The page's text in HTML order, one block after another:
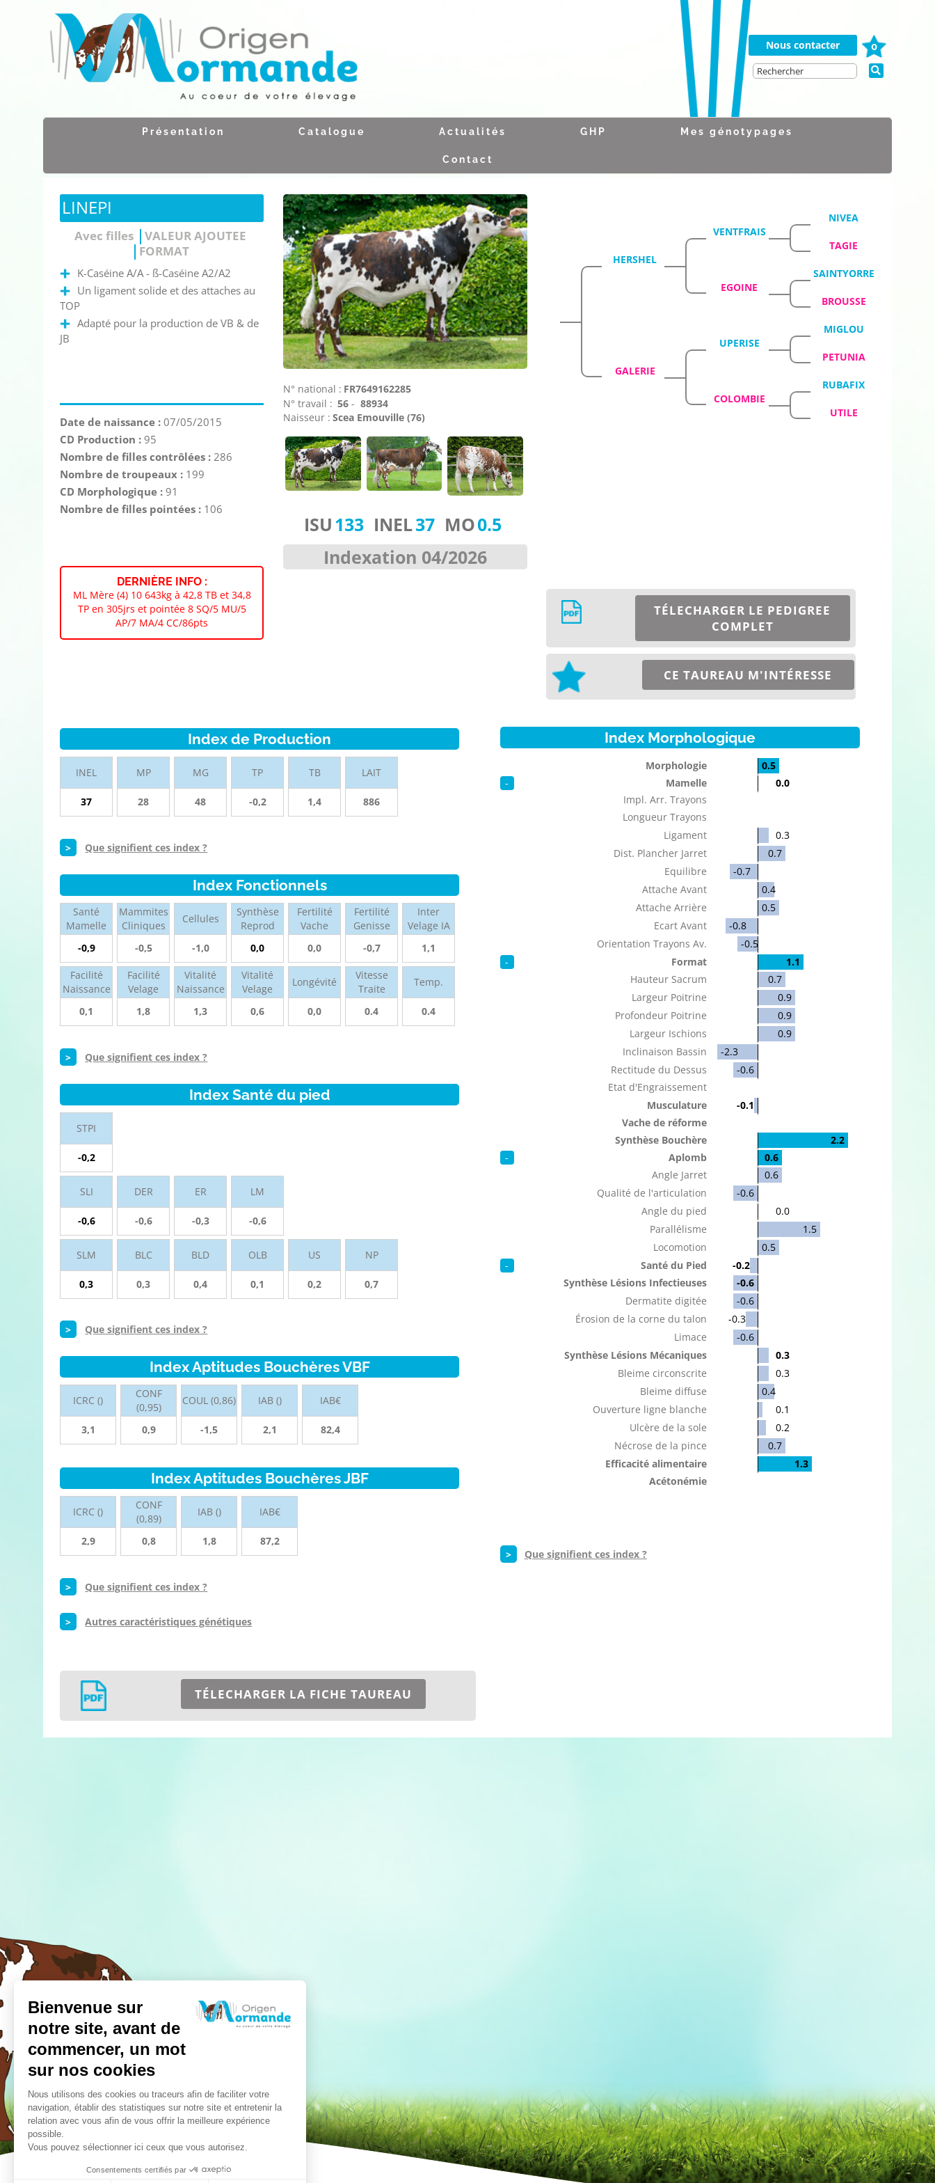
Nous contacter
0
Présentation Catalogue Actualités GHP Mes génotypages
Contact
LINEPI
Avec filles
VALEUR AJOUTEE
FORMAT
K-Caséine A/A - ß-Caséine A2/A2
Un ligament solide et des attaches au
TOP
Adapté pour la production de VB & de
JB
Date de naissance :07/05/2015
CD Production :95
Nombre de filles contrôlées :286
Nombre de troupeaux : 199
CD Morphologique :91
Nombre de filles pointées : 106
DERNIÈRE INFO :
ML Mère (4) 10 643kg à 42,8 TB et 34,8
TP en 305jrs et pointée 8 SQ/5 MU/5
AP/7 MA/4 CC/86pts
N° national : FR7649162285
N° travail : 56 - 88934
Naisseur : Scea Emouville (76)
ISU133 INEL37 MO0.5
Indexation 04/2026
HERSHEL
VENTFRAIS
NIVEA
TAGIE
EGOINE
SAINTYORRE
BROUSSE
GALERIE
UPERISE
MIGLOU
PETUNIA
COLOMBIE
RUBAFIX
UTILE
TÉLECHARGER LE PEDIGREE
COMPLET
CE TAUREAU M'INTÉRESSE
Index de Production
INEL
37
MP
28
MG
48
TP
-0,2
TB
1,4
LAIT
886
> Que signifient ces index ?
Index Fonctionnels
Santé
Mamelle
-0,9
Mammites
Cliniques
-0,5
Cellules
-1,0
Synthèse
Reprod
0,0
Fertilité
Vache
0,0
Fertilité
Genisse
-0,7
Inter
Velage IA
1,1
Facilité
Naissance
0,1
Facilité
Velage
1,8
Vitalité
Naissance
1,3
Vitalité
Velage
0,6
Longévité
0,0
Vitesse
Traite
0.4
Temp.
0.4
> Que signifient ces index ?
Index Santé du pied
STPI
-0,2
SLI
-0,6
DER
-0,6
ER
-0,3
LM
-0,6
SLM
0,3
BLC
0,3
BLD
0,4
OLB
0,1
US
0,2
NP
0,7
> Que signifient ces index ?
Index Aptitudes Bouchères VBF
ICRC ()
3,1
CONF
(0,95)
0,9
COUL (0,86)
-1,5
IAB ()
2,1
IAB€
82,4
Index Aptitudes Bouchères JBF
ICRC ()
2,9
CONF
(0,89)
0,8
IAB ()
1,8
IAB€
87,2
> Que signifient ces index ?
> Autres caractéristiques génétiques
TÉLECHARGER LA FICHE TAUREAU
Index Morphologique
Morphologie
0.5
-
Mamelle
0.0
Impl. Arr. Trayons
Longueur Trayons
Ligament
0.3
Dist. Plancher Jarret
0.7
Equilibre
-0.7
Attache Avant
0.4
Attache Arrière
0.5
Ecart Avant
-0.8
Orientation Trayons Av.
-0.5
-
Format
1.1
Hauteur Sacrum
0.7
Largeur Poitrine
0.9
Profondeur Poitrine
0.9
Largeur Ischions
0.9
Inclinaison Bassin
-2.3
Rectitude du Dessus
-0.6
Etat d'Engraissement
Musculature
-0.1
Vache de réforme
Synthèse Bouchère
2.2
-
Aplomb
0.6
Angle Jarret
0.6
Qualité de l'articulation
-0.6
Angle du pied
0.0
Parallélisme
1.5
Locomotion
0.5
-
Santé du Pied
-0.2
Synthèse Lésions Infectieuses
-0.6
Dermatite digitée
-0.6
Érosion de la corne du talon
-0.3
Limace
-0.6
Synthèse Lésions Mécaniques
0.3
Bleime circonscrite
0.3
Bleime diffuse
0.4
Ouverture ligne blanche
0.1
Ulcère de la sole
0.2
Nécrose de la pince
0.7
Efficacité alimentaire
1.3
Acétonémie
> Que signifient ces index ?